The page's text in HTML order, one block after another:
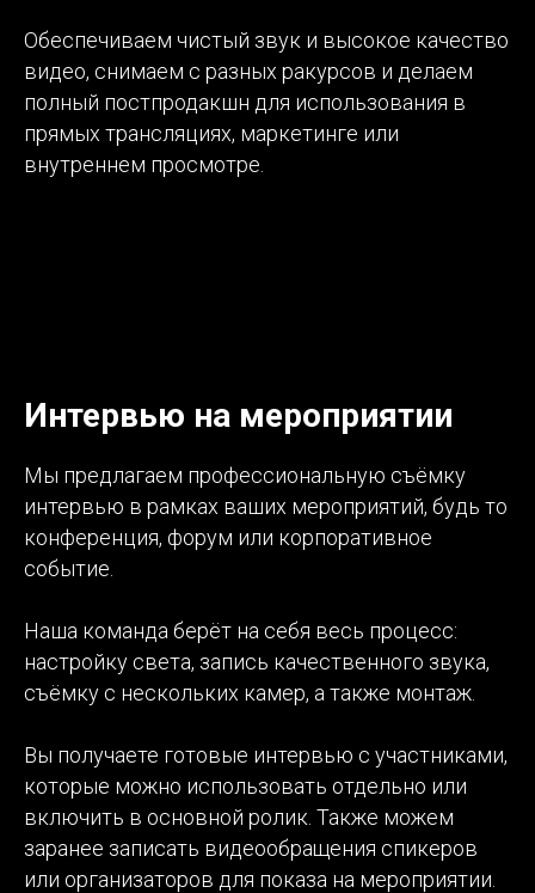
Обеспечиваем чистый звук и высокое качество
видео, снимаем с разных ракурсов и делаем
полный постпродакшн для использования в
прямых трансляциях, маркетинге или
внутреннем просмотре.
Интервью на мероприятии
Мы предлагаем профессиональную съёмку
интервью в рамках ваших мероприятий, будь то
конференция, форум или корпоративное
событие.
Наша команда берёт на себя весь процесс:
настройку света, запись качественного звука,
съёмку с нескольких камер, а также монтаж.
Вы получаете готовые интервью с участниками,
которые можно использовать отдельно или
включить в основной ролик. Также можем
заранее записать видеообращения спикеров
или организаторов для показа на мероприятии.